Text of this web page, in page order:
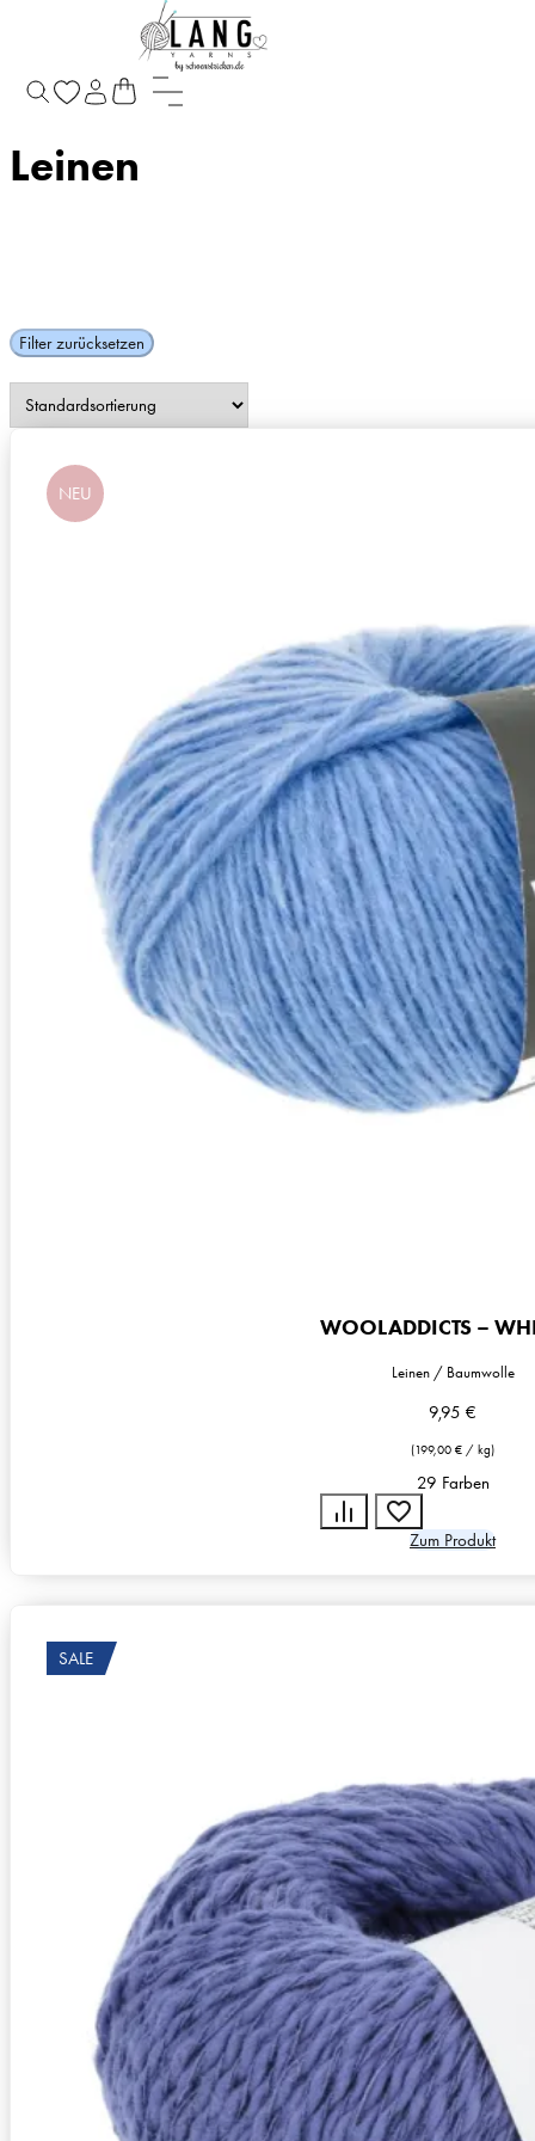
Leinen
Filter zurücksetzen
NEU
Zusammensetzung
76% Leinen, 24%
Lauflänge
~125m / 50g
Nadelstärke
Ø 3-4 mm
Garnstärke
Worsted
Maschenprobe
19 M x 26 R
WOOLADDICTS –
Leinen / Baumwolle
9,95 €
(199,00 € / kg)
29 Farben
Zum Produkt
SALE
Zusammensetzung
82% Baumwolle, 18% Ramie
Lauflänge
~105m / 50g
Nadelstärke
Ø 4-4,5 mm
Garnstärke
Worsted
Maschenprobe